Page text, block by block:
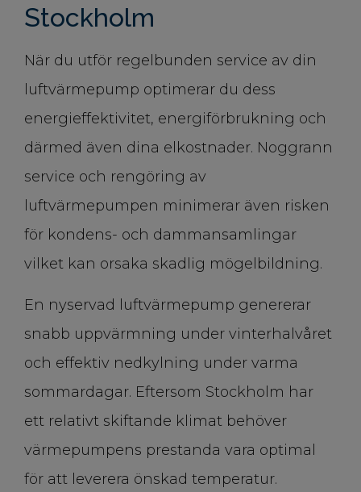
Stockholm
När du utför regelbunden service av din
luftvärmepump optimerar du dess
energieffektivitet, energiförbrukning och
därmed även dina elkostnader. Noggrann
service och rengöring av
luftvärmepumpen minimerar även risken
för kondens- och dammansamlingar
vilket kan orsaka skadlig mögelbildning.
En nyservad luftvärmepump genererar
snabb uppvärmning under vinterhalvåret
och effektiv nedkylning under varma
sommardagar. Eftersom Stockholm har
ett relativt skiftande klimat behöver
värmepumpens prestanda vara optimal
för att leverera önskad temperatur.